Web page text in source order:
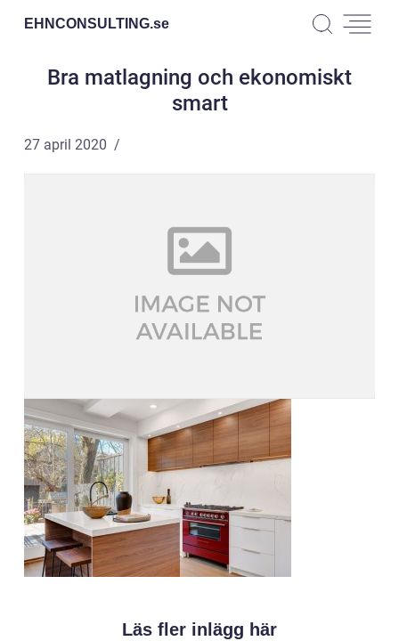
EHNCONSULTING.se
Bra matlagning och ekonomiskt
smart
27 april 2020
Läs fler inlägg här